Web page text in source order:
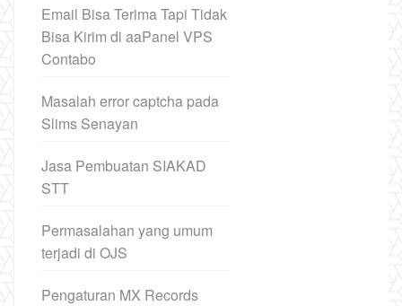
Email Bisa Terima Tapi Tidak
Bisa Kirim di aaPanel VPS
Contabo
Masalah error captcha pada
Slims Senayan
Jasa Pembuatan SIAKAD
STT
Permasalahan yang umum
terjadi di OJS
Pengaturan MX Records